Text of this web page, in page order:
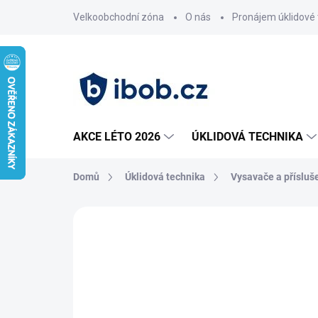
Velkoobchodní zóna O nás Pronájem
AKCE LÉTO 2026 ÚKLIDOVÁ TECHNIKA
Domů Úklidová technika Vysavače a